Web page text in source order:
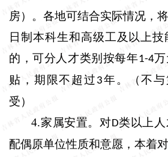
房）。各地可结合实际情况，
日制本科生和高级工及以上
的，可分人才类别按每年1-4万
贴，期限不超过 3年。（不与
受）
4.家属安置。 对D类以上
配偶原单位性质和意愿，本着